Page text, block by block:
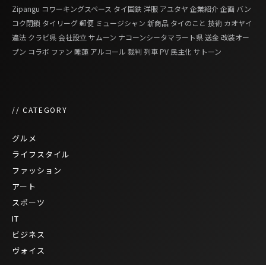
Zipangu コワーキングスペース タイ国鉄 洋服 アユタヤ 企業紹介 企画 バン
コク閉鎖 タイリーグ郵便 ミュージシャン 新商品 タイのこと 技術 カオヤイ
違法 クラビ県会社設立 サムーン ナコーンシータマラート県送金 改装オー
プン コラボ ファン 睡蓮 アルコール 裁判 列車 PV 民主化 サトーン
// CATEGORY
グルメ
ライフスタイル
ファッション
アート
スポーツ
IT
ビジネス
ヴォイス